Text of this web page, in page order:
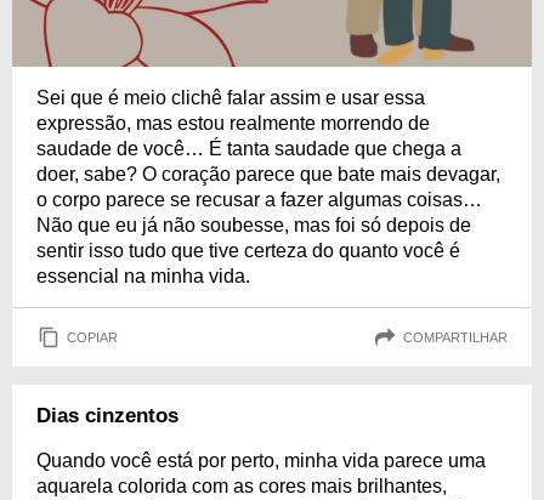
Sei que é meio clichê falar assim e usar essa
expressão, mas estou realmente morrendo de
saudade de você… É tanta saudade que chega a
doer, sabe? O coração parece que bate mais devagar,
o corpo parece se recusar a fazer algumas coisas…
Não que eu já não soubesse, mas foi só depois de
sentir isso tudo que tive certeza do quanto você é
essencial na minha vida.
COPIAR COMPARTILHAR
Dias cinzentos
Quando você está por perto, minha vida parece uma
aquarela colorida com as cores mais brilhantes,